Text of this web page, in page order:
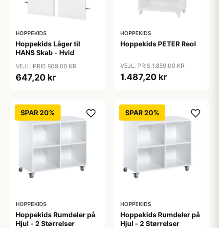
HOPPEKIDS
Hoppekids Låger til
HANS Skab - Hvid
VEJL. PRIS 809,00 KR
647,20 kr
HOPPEKIDS
Hoppekids PETER Reol
VEJL. PRIS 1.859,00 KR
1.487,20 kr
SPAR 20%
HOPPEKIDS
Hoppekids Rumdeler på
Hjul - 2 Størrelser
SPAR 20%
HOPPEKIDS
Hoppekids Rumdeler på
Hjul - 2 Størrelser